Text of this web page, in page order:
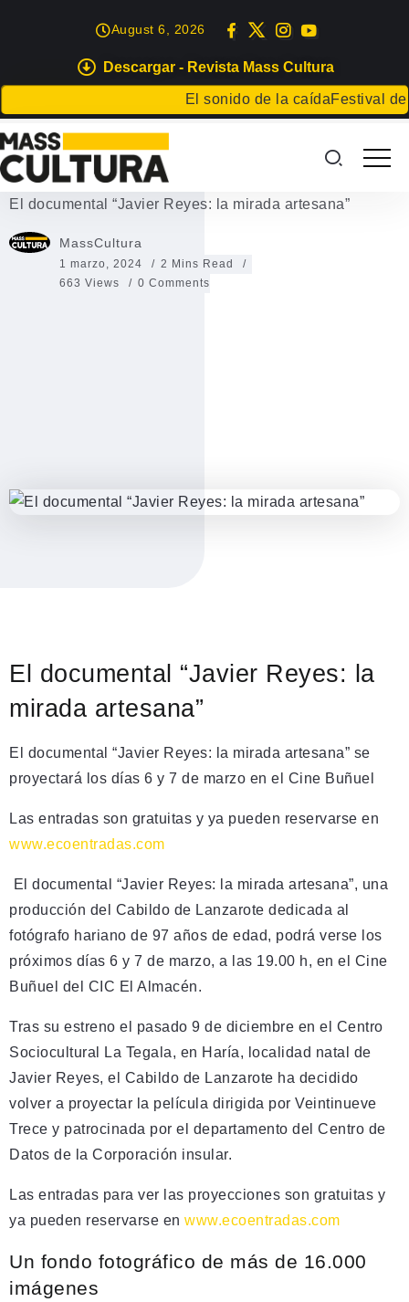
Descargar - Revista Mass Cultura
El sonido de la caídaFestival de
August 6, 2026
EVENTOS
El documental “Javier Reyes: la
mirada artesana”
El documental “Javier Reyes: la mirada artesana”
MassCultura
1 marzo, 2024
2 Mins Read
663 Views
0 Comments
El documental “Javier Reyes: la
mirada artesana”
El documental “Javier Reyes: la mirada artesana” se
proyectará los días 6 y 7 de marzo en el Cine Buñuel
Las entradas son gratuitas y ya pueden reservarse en
www.ecoentradas.com
El documental “Javier Reyes: la mirada artesana”, una
producción del Cabildo de Lanzarote dedicada al
fotógrafo hariano de 97 años de edad, podrá verse los
próximos días 6 y 7 de marzo, a las 19.00 h, en el Cine
Buñuel del CIC El Almacén.
Tras su estreno el pasado 9 de diciembre en el Centro
Sociocultural La Tegala, en Haría, localidad natal de
Javier Reyes, el Cabildo de Lanzarote ha decidido
volver a proyectar la película dirigida por Veintinueve
Trece y patrocinada por el departamento del Centro de
Datos de la Corporación insular.
Las entradas para ver las proyecciones son gratuitas y
ya pueden reservarse en www.ecoentradas.com
Un fondo fotográfico de más de 16.000
imágenes